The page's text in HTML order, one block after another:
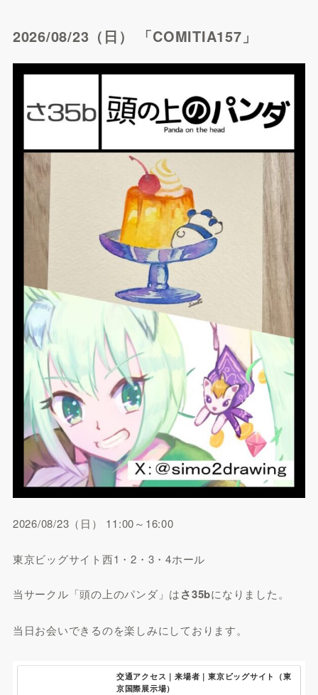
2026/08/23（日） 「COMITIA157」
2026/08/23（日） 11:00～16:00
東京ビッグサイト西1・2・3・4ホール
当サークル「頭の上のパンダ」はさ35bになりました。
当日お会いできるのを楽しみにしております。
交通アクセス｜来場者｜東京ビッグサイト（東
京国際展示場）